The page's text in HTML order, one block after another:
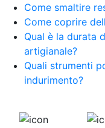
Come smaltire
Come coprire
Qual è la durata
artigianale?
Quali strumenti
indurimento?